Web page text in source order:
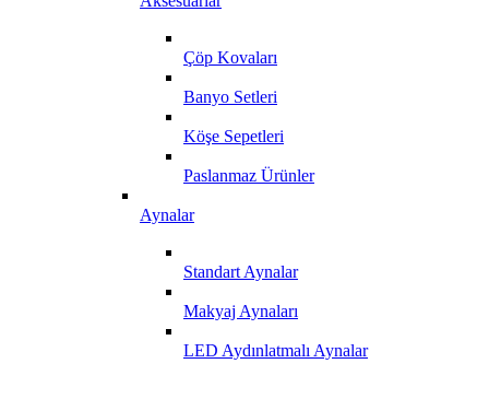
Çöp Kovaları
Banyo Setleri
Köşe Sepetleri
Paslanmaz Ürünler
Aynalar
Standart Aynalar
Makyaj Aynaları
LED Aydınlatmalı Aynalar